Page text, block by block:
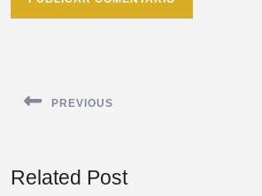
PREVIOUS
Related Post